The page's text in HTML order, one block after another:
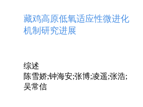
藏鸡高原低氧适应性微进化
机制研究进展
综述
陈雪娇;钟海安;张博;凌遥;张浩;
吴常信